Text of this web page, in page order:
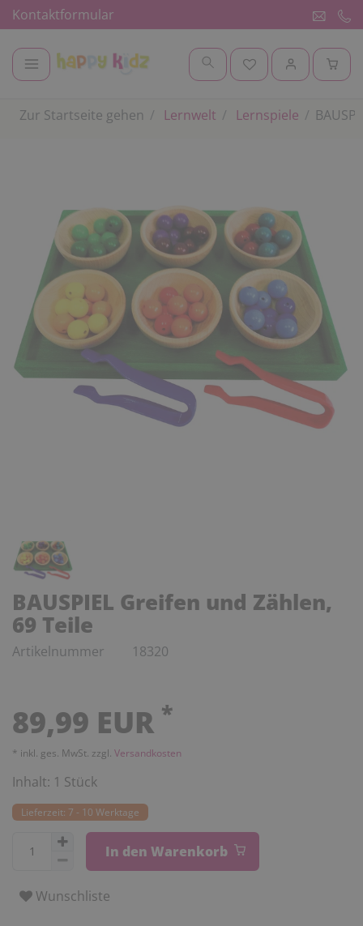
Kontaktformular
Zur Startseite gehen Lernwelt Lernspiele
BAUSPIEL Greifen und Zählen,
69 Teile
Artikelnummer 18320
89,99 EUR *
* inkl. ges. MwSt. zzgl. Versandkosten
Inhalt: 1 Stück
Lieferzeit: 7 - 10 Werktage
In den Warenkorb
Wunschliste